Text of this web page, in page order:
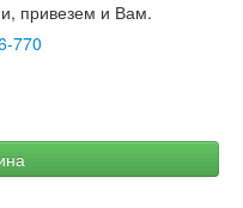
привезем и Вам.
770